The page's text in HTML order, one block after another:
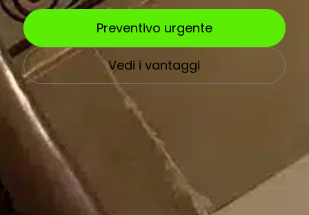
Preventivo urgente
Vedi i vantaggi